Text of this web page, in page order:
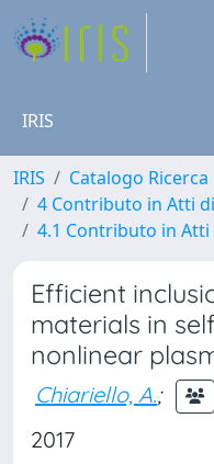
IRIS
IRIS
Catalogo Ricerca
4 Contributo in Atti
4.1 Contributo in
Efficient
materials in
nonlinear
Chiariello, A.;
2017